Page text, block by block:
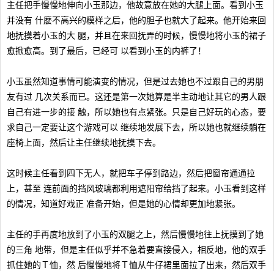
主任把手慢慢地伸向小玉那边，他故意放在她的大腿上面。看到小玉
并没有 什麽不高兴的模样之后，他的胆子也就大了起来。他开始来回
地抚摸着小玉的大 腿，并且在来回抚弄的时候，慢慢地将小玉的裙子
愈掀愈高。到了最后，已经可 以看到小玉的内裤了！
小玉虽然知道事情可能演变的情况，但是过去她也不过跟自己的男朋
友有过 几次关系而已。这还是第一次她算是半主动地让其它的男人跟
自己有进一步的接 触，所以她也有点紧张。只是自己好玩的心态，要
求自己一定要让这个游戏可以 继续地发展下去，所以她也就继续躺在
座椅上面，然后让主任继续地抚摸下去。
这时候主任看到四下无人，就把车子停到路边，然后把窗帘通通拉
上，甚至 连前面的挡风玻璃都利用遮阳帘给挡了起来。小玉看到这样
的情况，知道好戏正 准备开始，但是她的心情却更加地紧张。
主任的手再度地放到了小玉的双腿之上，然后慢慢地往上抚摸到了她
的三角 地带，但是主任似乎并不急着要直接侵入，相反地，他的双手
抓住她的Ｔ恤，然 后慢慢地将Ｔ恤从牛仔裙里面拉了出来，然后双手